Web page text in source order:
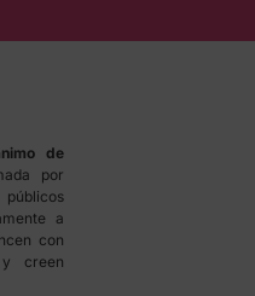
de
por
públicos
a
con
creen